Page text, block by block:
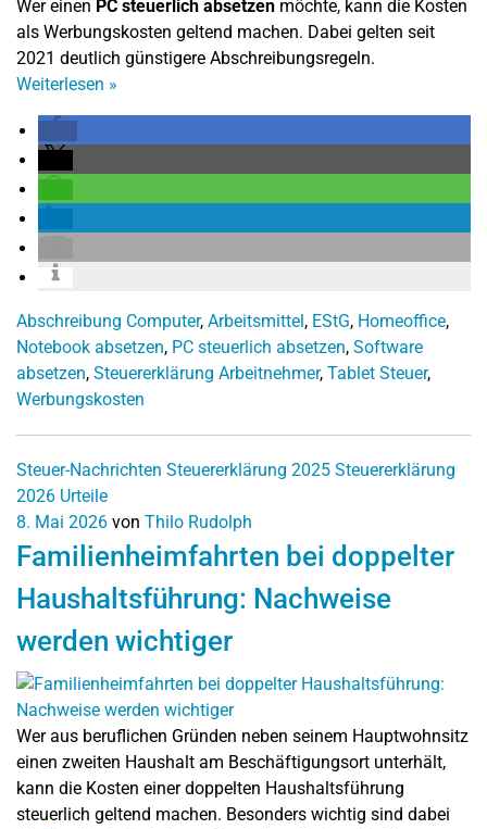
Wer einen PC steuerlich absetzen möchte, kann die Kosten
als Werbungskosten geltend machen. Dabei gelten seit
2021 deutlich günstigere Abschreibungsregeln.
Weiterlesen »
Abschreibung Computer, Arbeitsmittel, EStG, Homeoffice,
Notebook absetzen, PC steuerlich absetzen, Software
absetzen, Steuererklärung Arbeitnehmer, Tablet Steuer,
Werbungskosten
Steuer-Nachrichten Steuererklärung 2025 Steuererklärung
2026 Urteile
8. Mai 2026 von Thilo Rudolph
Familienheimfahrten bei doppelter
Haushaltsführung: Nachweise
werden wichtiger
Wer aus beruflichen Gründen neben seinem Hauptwohnsitz
einen zweiten Haushalt am Beschäftigungsort unterhält,
kann die Kosten einer doppelten Haushaltsführung
steuerlich geltend machen. Besonders wichtig sind dabei